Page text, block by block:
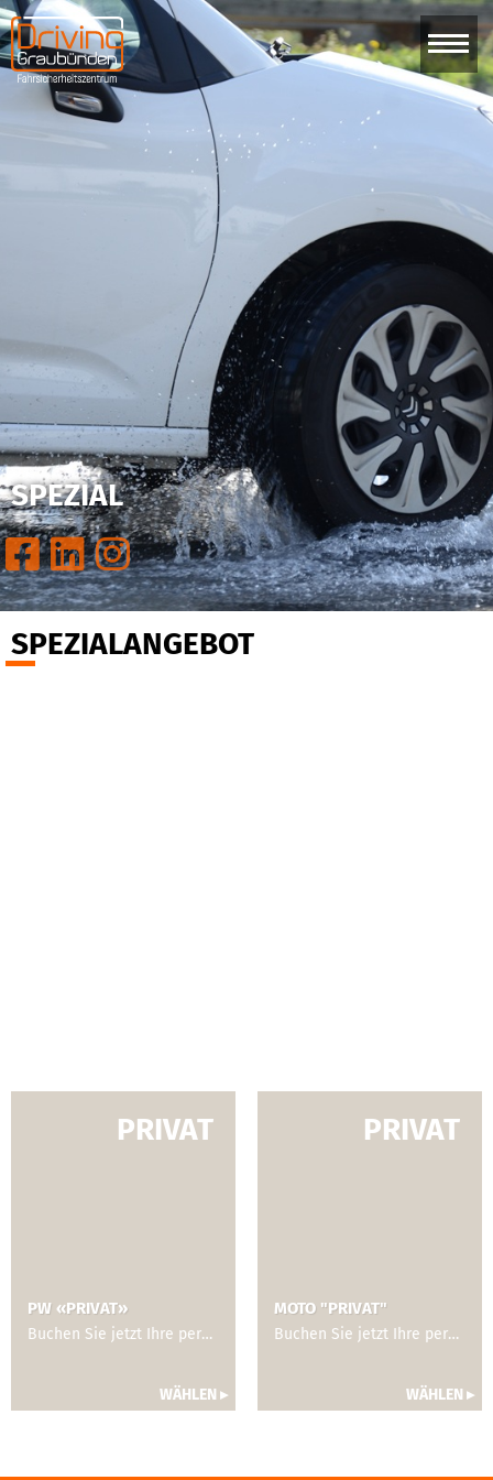
SPEZIAL
SPEZIALANGEBOT
PRIVAT
PW «PRIVAT»
Buchen Sie jetzt Ihre persönliche und individuelle Schulung auf Ihr Fahrzeug und Sie abgestimmt.
WÄHLEN ▸
PRIVAT
MOTO "PRIVAT"
Buchen Sie jetzt Ihre persönliche und individuelle Schulung auf Ihr Motorrad und Sie abgestimmt.
WÄHLEN ▸